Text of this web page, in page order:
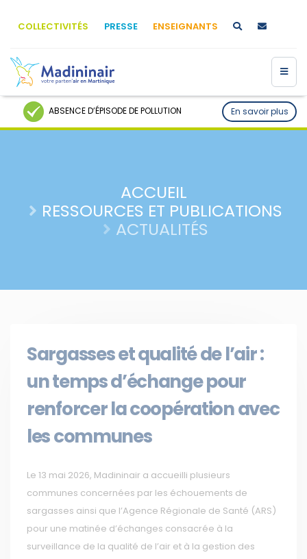
COLLECTIVITÉS PRESSE ENSEIGNANTS
ABSENCE D’ÉPISODE DE POLLUTION En savoir plus
ACCUEIL
RESSOURCES ET PUBLICATIONS
ACTUALITÉS
Sargasses et qualité de l’air :
un temps d’échange pour
renforcer la coopération avec
les communes
Le 13 mai 2026, Madininair a accueilli plusieurs
communes concernées par les échouements de
sargasses ainsi que l’Agence Régionale de Santé (ARS)
pour une matinée d’échanges consacrée à la
surveillance de la qualité de l’air et à la gestion des